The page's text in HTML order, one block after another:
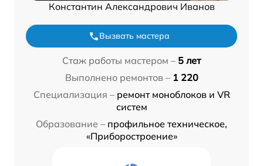
Константин Александрович Иванов
Вызвать мастера
Стаж работы мастером – 5 лет
Выполнено ремонтов – 1 220
Специализация – ремонт моноблоков и VR
систем
Образование – профильное техническое,
«Приборостроение»